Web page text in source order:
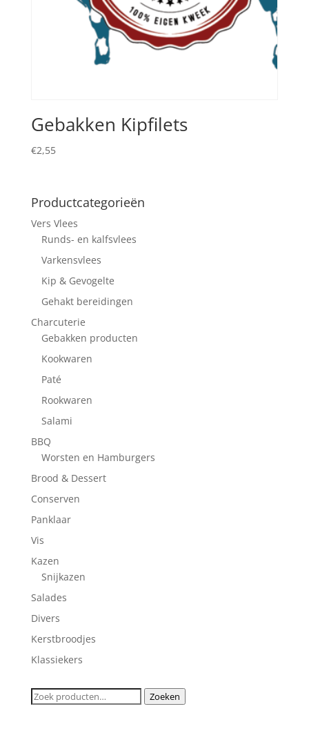
Gebakken Kipfilets
€2,55
Productcategorieën
Vers Vlees
Runds- en kalfsvlees
Varkensvlees
Kip & Gevogelte
Gehakt bereidingen
Charcuterie
Gebakken producten
Kookwaren
Paté
Rookwaren
Salami
BBQ
Worsten en Hamburgers
Brood & Dessert
Conserven
Panklaar
Vis
Kazen
Snijkazen
Salades
Divers
Kerstbroodjes
Klassiekers
Zoeken
Zoeken